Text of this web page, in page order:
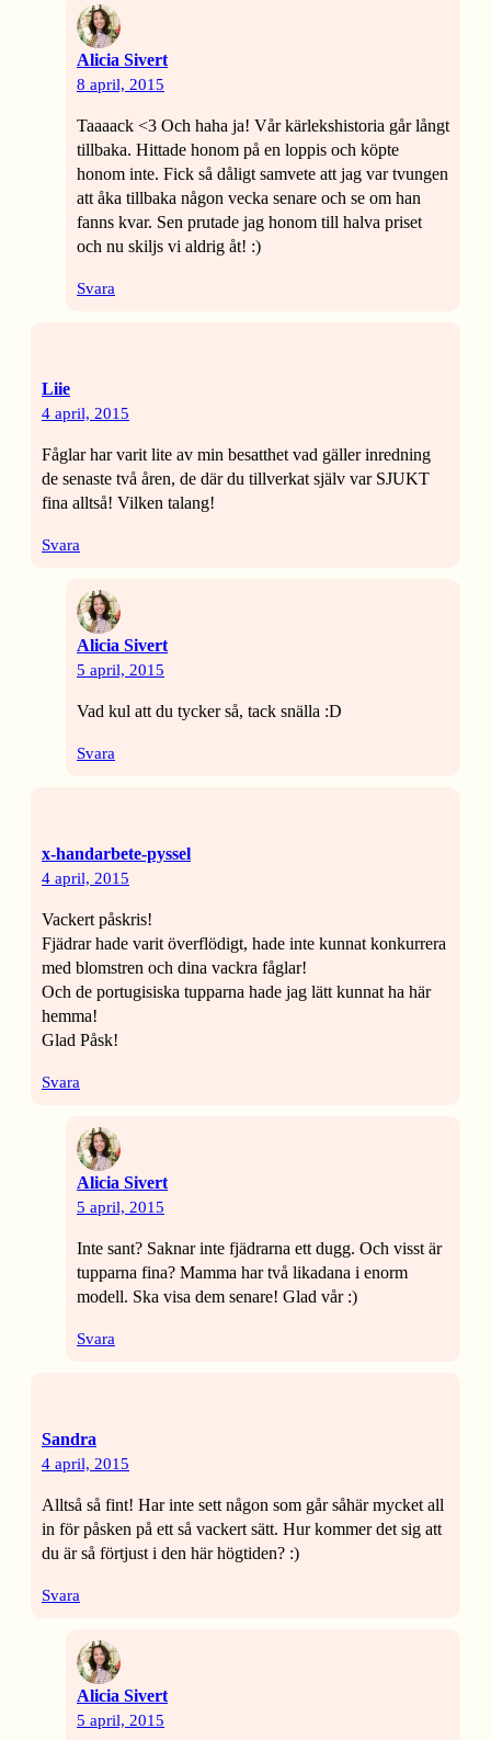
Alicia Sivert
8 april, 2015
Taaaack <3 Och haha ja! Vår kärlekshistoria går långt
tillbaka. Hittade honom på en loppis och köpte
honom inte. Fick så dåligt samvete att jag var tvungen
att åka tillbaka någon vecka senare och se om han
fanns kvar. Sen prutade jag honom till halva priset
och nu skiljs vi aldrig åt! :)
Svara
Liie
4 april, 2015
Fåglar har varit lite av min besatthet vad gäller inredning
de senaste två åren, de där du tillverkat själv var SJUKT
fina alltså! Vilken talang!
Svara
Alicia Sivert
5 april, 2015
Vad kul att du tycker så, tack snälla :D
Svara
x-handarbete-pyssel
4 april, 2015
Vackert påskris!
Fjädrar hade varit överflödigt, hade inte kunnat konkurrera
med blomstren och dina vackra fåglar!
Och de portugisiska tupparna hade jag lätt kunnat ha här
hemma!
Glad Påsk!
Svara
Alicia Sivert
5 april, 2015
Inte sant? Saknar inte fjädrarna ett dugg. Och visst är
tupparna fina? Mamma har två likadana i enorm
modell. Ska visa dem senare! Glad vår :)
Svara
Sandra
4 april, 2015
Alltså så fint! Har inte sett någon som går såhär mycket all
in för påsken på ett så vackert sätt. Hur kommer det sig att
du är så förtjust i den här högtiden? :)
Svara
Alicia Sivert
5 april, 2015